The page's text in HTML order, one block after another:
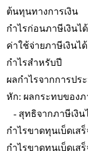
ต้นทุนทางการเงิน
กำไรก่อนภาษีเงินได้
ค่าใช้จ่ายภาษีเงินได้
กำไรสำหรับปี
ผลกำไรจากการป
หัก: ผลกระทบของภ
- สุทธิจากภาษีเงิน
กำไรขาดทุนเบ็ดเส
กำไรขาดทุนเบ็ดเส